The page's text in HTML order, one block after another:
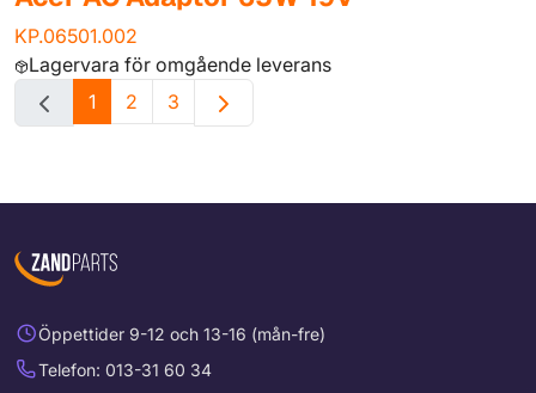
KP.06501.002
Lagervara för omgående leverans
1
2 3
Öppettider 9-12 och 13-16 (mån-fre)
Telefon: 013-31 60 34